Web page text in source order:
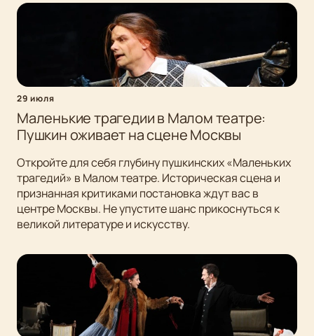
29 июля
Маленькие трагедии в Малом театре:
Пушкин оживает на сцене Москвы
Откройте для себя глубину пушкинских «Маленьких
трагедий» в Малом театре. Историческая сцена и
признанная критиками постановка ждут вас в
центре Москвы. Не упустите шанс прикоснуться к
великой литературе и искусству.